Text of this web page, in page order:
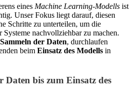
eines Machine Learning-Modells ist
Unser Fokus liegt darauf, diesen
Schritte zu unterteilen, um die
Systeme nachvollziehbar zu machen.
Sammeln der Daten, durchlaufen
beim Einsatz des Modells in
Daten bis zum Einsatz des